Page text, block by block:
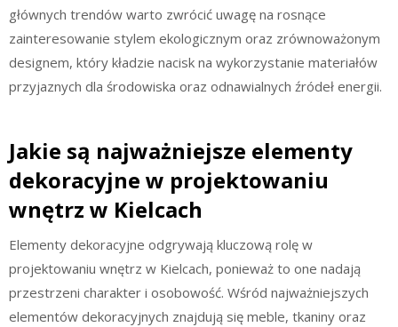
głównych trendów warto zwrócić uwagę na rosnące
zainteresowanie stylem ekologicznym oraz zrównoważonym
designem, który kładzie nacisk na wykorzystanie materiałów
przyjaznych dla środowiska oraz odnawialnych źródeł energii.
Jakie są najważniejsze elementy
dekoracyjne w projektowaniu
wnętrz w Kielcach
Elementy dekoracyjne odgrywają kluczową rolę w
projektowaniu wnętrz w Kielcach, ponieważ to one nadają
przestrzeni charakter i osobowość. Wśród najważniejszych
elementów dekoracyjnych znajdują się meble, tkaniny oraz